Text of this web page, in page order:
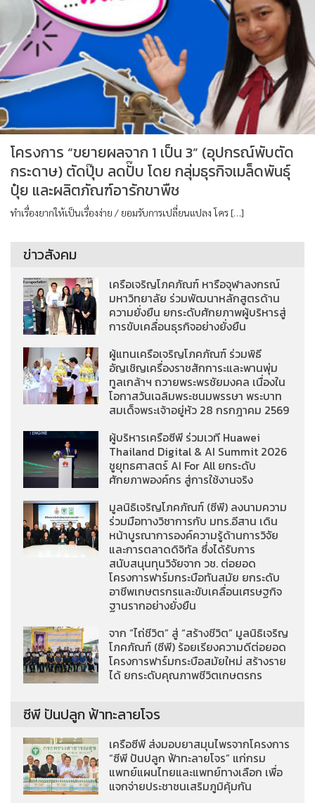
โครงการ “ขยายผลจาก 1 เป็น 3” (อุปกรณ์พับตัด
กระดาษ) ตัดปุ๊บ ลดปั๊บ โดย กลุ่มธุรกิจเมล็ดพันธุ์
ปุ๋ย และผลิตภัณฑ์อารักขาพืช
ทำเรื่องยากให้เป็นเรื่องง่าย / ยอมรับการเปลี่ยนแปลง โคร […]
ข่าวสังคม
เครือเจริญโภคภัณฑ์ หารือจุฬาลงกรณ์
มหาวิทยาลัย ร่วมพัฒนาหลักสูตรด้าน
ความยั่งยืน ยกระดับศักยภาพผู้บริหารสู่
การขับเคลื่อนธุรกิจอย่างยั่งยืน
ผู้แทนเครือเจริญโภคภัณฑ์ ร่วมพิธี
อัญเชิญเครื่องราชสักการะและพานพุ่ม
ทูลเกล้าฯ ถวายพระพรชัยมงคล เนื่องใน
โอกาสวันเฉลิมพระชนมพรรษา พระบาท
สมเด็จพระเจ้าอยู่หัว 28 กรกฎาคม 2569
ผู้บริหารเครือซีพี ร่วมเวที Huawei
Thailand Digital & AI Summit 2026
ชูยุทธศาสตร์ AI For All ยกระดับ
ศักยภาพองค์กร สู่การใช้งานจริง
มูลนิธิเจริญโภคภัณฑ์ (ซีพี) ลงนามความ
ร่วมมือทางวิชาการกับ มทร.อีสาน เดิน
หน้าบูรณาการองค์ความรู้ด้านการวิจัย
และการตลาดดิจิทัล ซึ่งได้รับการ
สนับสนุนทุนวิจัยจาก วช. ต่อยอด
โครงการฟาร์มกระบือทันสมัย ยกระดับ
อาชีพเกษตรกรและขับเคลื่อนเศรษฐกิจ
ฐานรากอย่างยั่งยืน
จาก “ไถ่ชีวิต” สู่ “สร้างชีวิต” มูลนิธิเจริญ
โภคภัณฑ์ (ซีพี) ร้อยเรียงความดีต่อยอด
โครงการฟาร์มกระบือสมัยใหม่ สร้างราย
ได้ ยกระดับคุณภาพชีวิตเกษตรกร
ซีพี ปันปลูก ฟ้าทะลายโจร
เครือซีพี ส่งมอบยาสมุนไพรจากโครงการ
“ซีพี ปันปลูก ฟ้าทะลายโจร” แก่กรม
แพทย์แผนไทยและแพทย์ทางเลือก เพื่อ
แจกจ่ายประชาชนเสริมภูมิคุ้มกัน